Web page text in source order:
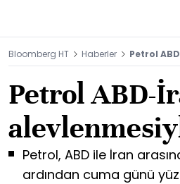
Bloomberg HT Haberler Petrol
Petrol ABD-
Petrol, ABD ile İran
ardından cuma günü